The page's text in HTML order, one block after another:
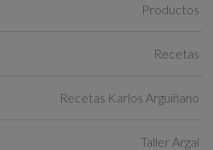
Productos
Recetas
Recetas Karlos Arguiñano
Taller Argal